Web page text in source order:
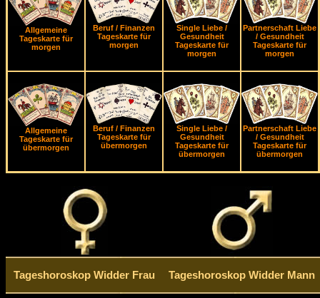
Allgemeine
Tageskarte für
morgen
Beruf / Finanzen
Tageskarte für
morgen
Single Liebe /
Gesundheit
Tageskarte für
morgen
Partnerschaft Liebe
/ Gesundheit
Tageskarte für
morgen
Allgemeine
Tageskarte für
übermorgen
Beruf / Finanzen
Tageskarte für
übermorgen
Single Liebe /
Gesundheit
Tageskarte für
übermorgen
Partnerschaft Liebe
/ Gesundheit
Tageskarte für
übermorgen
Tageshoroskop Widder Frau Tageshoroskop Widder Mann